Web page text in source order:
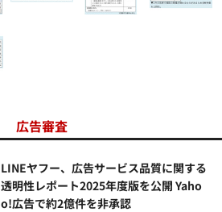
広告審査
LINEヤフー、広告サービス品質に関する
透明性レポート2025年度版を公開 Yaho
o!広告で約2億件を非承認